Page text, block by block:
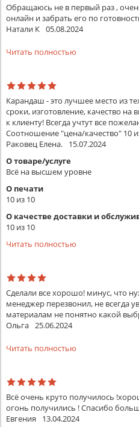
Обращаюсь не в первый раз ,
онлайн и забрать его по
Натали К 05.08.2024
Читать полностью
Карандаш - это лучшее место из
сроки, изготовление, качество
к клиенту! Всегда учтут все
Соотношение "цена/качество" 10
Раковец Елена.
15.07.2024
О товаре/услуге
Всё на высшем уровне
О печати
10 из 10
О качестве доставки и
10 из 10
Читать полностью
Сделали все хорошо! минус, что
менеджер перезвонил, не всегда
материалам не понятно какой
Ольга 25.06.2024
Читать полностью
Всё очень круто получилось
огонь получились ! Спасибо
Евгения
13.04.2024